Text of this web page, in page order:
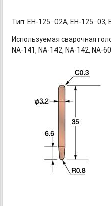
Тип:EH-125−02A, EH-125−03,
Используемая сварочная
NA-141, NA-142, NA-142, NA-